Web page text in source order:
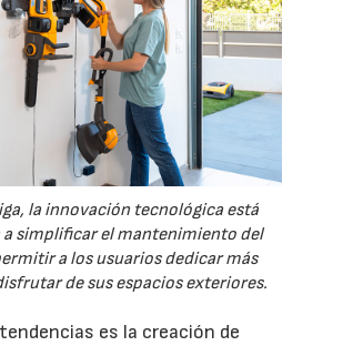
la innovación tecnológica está
simplificar el mantenimiento del
a los usuarios dedicar más
de sus espacios exteriores.
es la creación de